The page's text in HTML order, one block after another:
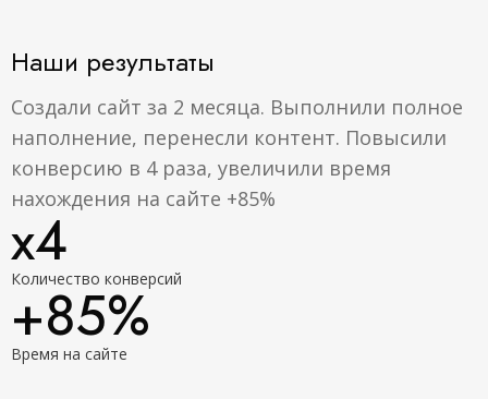
Наши результаты
Создали сайт за 2 месяца. Выполнили полное
наполнение, перенесли контент. Повысили
конверсию в 4 раза, увеличили время
нахождения на сайте +85%
х4
Количество конверсий
+85%
Время на сайте